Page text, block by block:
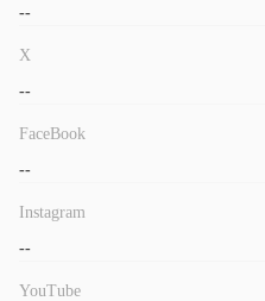
--
X
--
FaceBook
--
Instagram
--
YouTube